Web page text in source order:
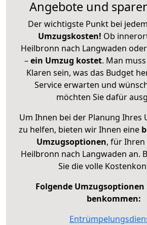
Angebote und
Der wichtigste Punkt bei
Umzugskosten! Ob
Heilbronn nach Langwaden
–ein Umzug kostet. Man
Klaren sein, was das Budget
Service erwarten und
möchten Sie dafür
Um Ihnen bei der Planung Ihres
zu helfen, bieten wir Ihnen eine
Umzugsoptionen, für Ihren
Heilbronn nach Langwaden an.
Sie die volle
Folgende Umzugsoptionen
benkommen: